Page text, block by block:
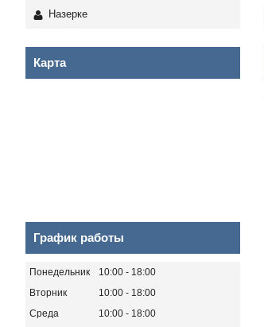
Назерке
Карта
График работы
Понедельник 10:00
18:00
Вторник
10:00
18:00
Среда
10:00
18:00